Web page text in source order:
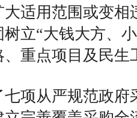
适用范围或变相
立“大钱大方、
重点项目及民生
七项从严规范政